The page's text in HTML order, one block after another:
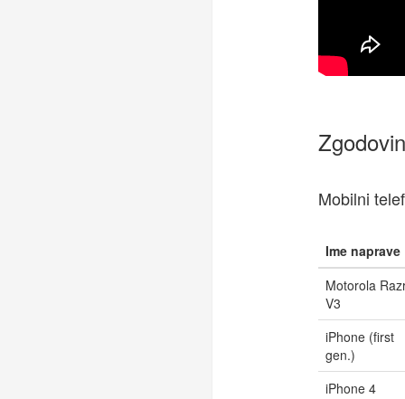
Mobilni
Ime naprave
Motorola
V3
iPhone (first
gen.)
iPhone 4